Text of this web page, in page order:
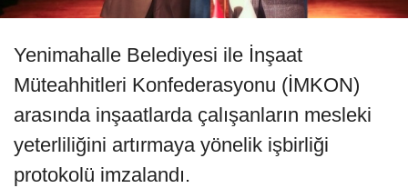
Yenimahalle Belediyesi ile İnşaat
Müteahhitleri Konfederasyonu (İMKON)
arasında inşaatlarda çalışanların mesleki
yeterliliğini artırmaya yönelik işbirliği
protokolü imzalandı.